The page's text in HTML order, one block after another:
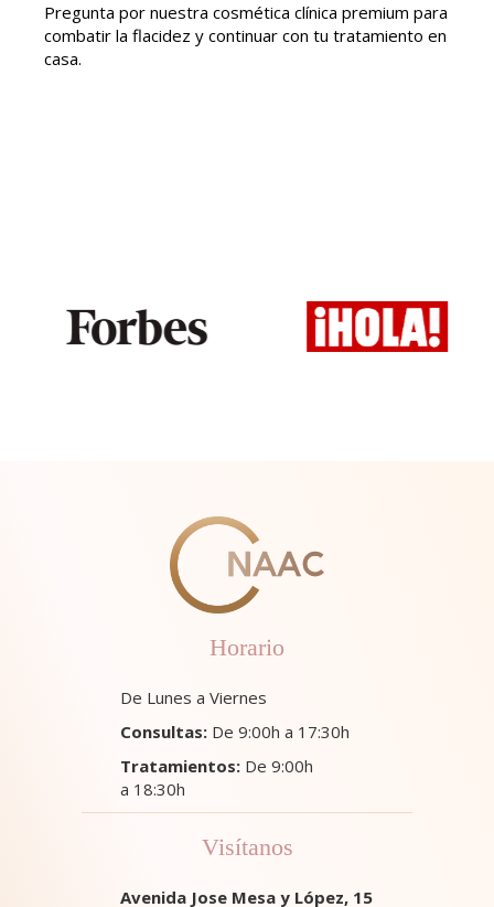
Pregunta por nuestra cosmética clínica premium para
combatir la flacidez y continuar con tu tratamiento en
casa.
Horario
De Lunes a Viernes
Consultas: De 9:00h a 17:30h
Tratamientos: De 9:00h
a 18:30h
Visítanos
Avenida Jose Mesa y López, 15